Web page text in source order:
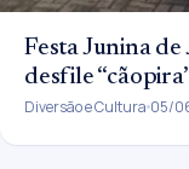
Festa Junina
desfile
Diversão e Cultura 05/